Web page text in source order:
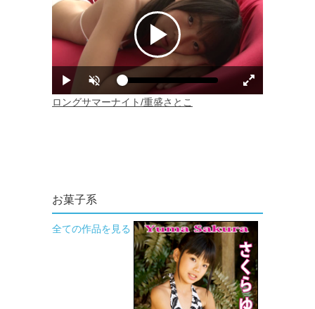
お菓子系
全ての作品を見る